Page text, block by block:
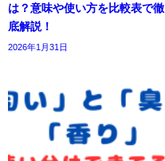
は？意味や使い方を比較表で徹
底解説！
2026年1月31日